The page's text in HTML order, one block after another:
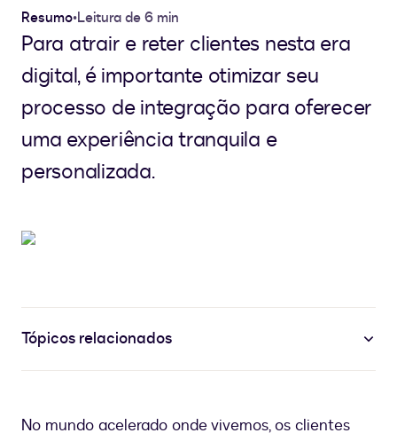
Resumo•Leitura de 6 min
Para atrair e reter clientes nesta era
digital, é importante otimizar seu
processo de integração para oferecer
uma experiência tranquila e
personalizada.
Tópicos relacionados
No mundo acelerado onde vivemos, os clientes